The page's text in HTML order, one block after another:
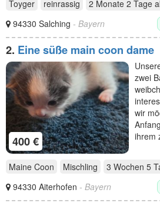
Toyger reinrassig 2 Monate 2 Tage
94330 Salching - Bayern
2. Eine süße main coon dame
400 €
zwei
wir
ihrem
Maine Coon Mischling 3 Wochen 5
94330 Aiterhofen - Bayern